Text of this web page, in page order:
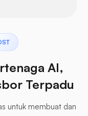
AI,
Terpadu
untuk membuat dan